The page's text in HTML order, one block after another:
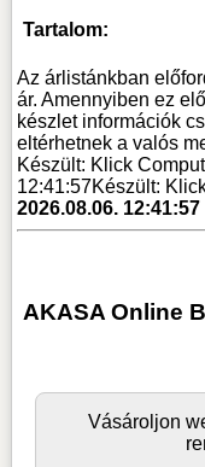
Tartalom:
Az árlistánkban
ár. Amennyiben ez
készlet információk
eltérhetnek a valós
Készült: Klick
12:41:57Készült:
2026.08.06. 12:41:57
AKASA Online
Vásároljon